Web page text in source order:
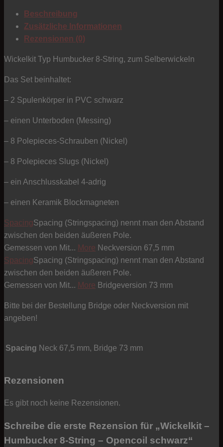
Opencoil
schwarz
Menge
Beschreibung
Zusätzliche Informationen
Rezensionen (0)
Wickelkit Typ Humbucker 8-String, zum Selberwickeln
Das Set beinhaltet:
– 2 Spulenkörper in PVC schwarz
– einen Unterboden (Messing)
– 8 Polepieces-Schrauben (Nickel)
– 8 Polepieces Slugs (Nickel)
– ein Anschlusskabel 4-adrig
– einen Keramik Blockmagneten
SpacingSpacing (Stringspacing) nennt man den Abstand
zwischen den beiden äußeren Pole.
Gemessen von Mit... More Neckversion 67,5 mm
SpacingSpacing (Stringspacing) nennt man den Abstand
zwischen den beiden äußeren Pole.
Gemessen von Mit... More Bridgeversion 73 mm
Bitte bei der Bestellung Bridge oder Neckversion mit
angeben!
Spacing Neck 67,5 mm, Bridge 73 mm
Rezensionen
Es gibt noch keine Rezensionen.
Schreibe die erste Rezension für „Wickelkit –
Humbucker 8-String – Opencoil schwarz“